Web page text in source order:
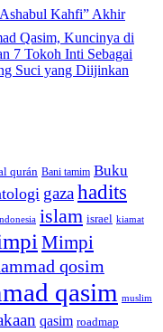
Qasim, Kuncinya di
7 Tokoh Inti Sebagai
Suci yang Diijinkan
qurán Bani tamim Buku
gazahadits
islam israel kiamat
Mimpi
qosim
qasim muslim
qasim roadmap